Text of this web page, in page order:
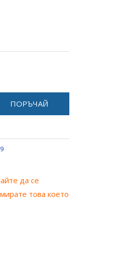
ПОРЪЧАЙ
да се
това което